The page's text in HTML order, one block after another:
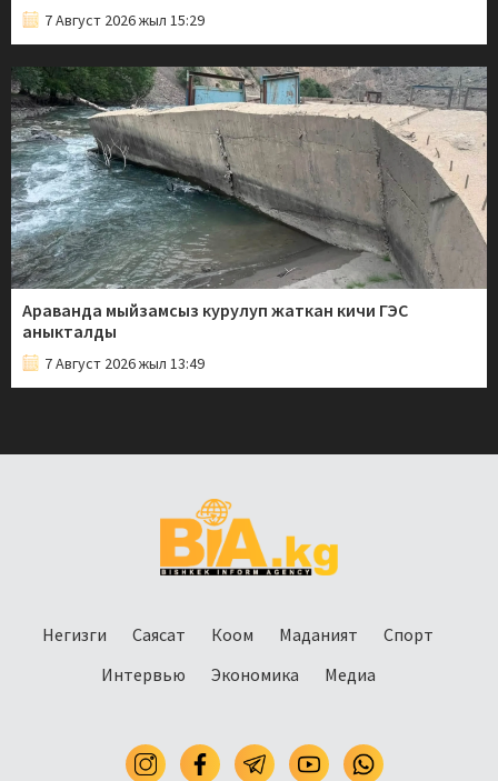
7 Август 2026 жыл 15:29
Араванда мыйзамсыз курулуп жаткан кичи ГЭС
аныкталды
7 Август 2026 жыл 13:49
Негизги Саясат Коом Маданият
Спорт
Интервью
Экономика Медиа